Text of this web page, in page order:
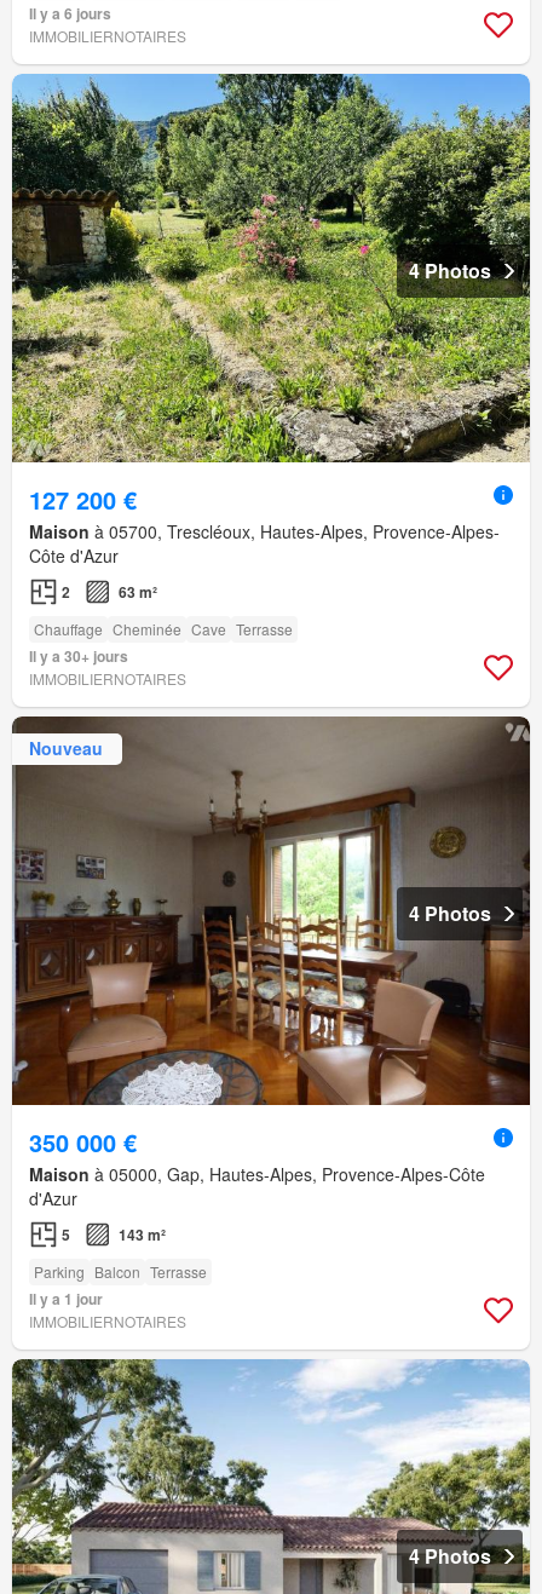
Il y a 6 jours
IMMOBILIERNOTAIRES
4 Photos
127 200 €
Maison à 05700, Trescléoux, Hautes-Alpes, Provence-Alpes-
Côte d'Azur
2 63 m²
Chauffage Cheminée Cave Terrasse
Il y a 30+ jours
IMMOBILIERNOTAIRES
Nouveau
4 Photos
350 000 €
Maison à 05000, Gap, Hautes-Alpes, Provence-Alpes-Côte
d'Azur
5 143 m²
Parking Balcon Terrasse
Il y a 1 jour
IMMOBILIERNOTAIRES
4 Photos